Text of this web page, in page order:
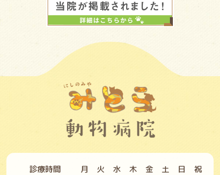
診療時間 月 火 水 木 金 土 日
祝